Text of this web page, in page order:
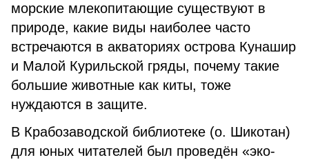
морские млекопитающие существуют в
природе, какие виды наиболее часто
встречаются в акваториях острова Кунашир
и Малой Курильской гряды, почему такие
большие животные как киты, тоже
нуждаются в защите.
В Крабозаводской библиотеке (о. Шикотан)
для юных читателей был проведён «эко-